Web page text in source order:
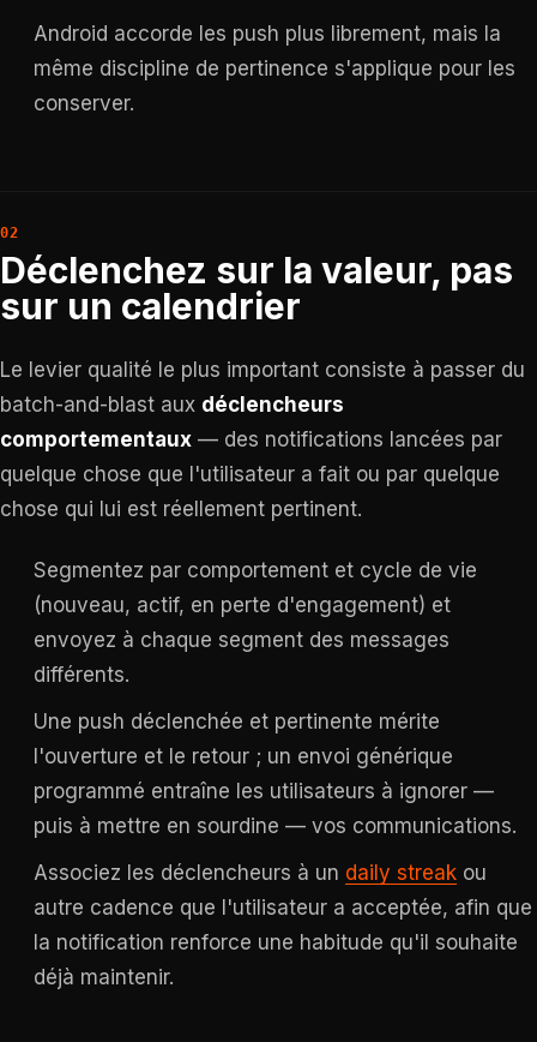
Android accorde les push plus librement, mais la
même discipline de pertinence s'applique pour les
conserver.
Déclenchez sur la valeur, pas
sur un calendrier
Le levier qualité le plus important consiste à passer du
batch-and-blast aux déclencheurs
comportementaux — des notifications lancées par
quelque chose que l'utilisateur a fait ou par quelque
chose qui lui est réellement pertinent.
Segmentez par comportement et cycle de vie
(nouveau, actif, en perte d'engagement) et
envoyez à chaque segment des messages
différents.
Une push déclenchée et pertinente mérite
l'ouverture et le retour ; un envoi générique
programmé entraîne les utilisateurs à ignorer —
puis à mettre en sourdine — vos communications.
Associez les déclencheurs à un daily streak ou
autre cadence que l'utilisateur a acceptée, afin que
la notification renforce une habitude qu'il souhaite
déjà maintenir.